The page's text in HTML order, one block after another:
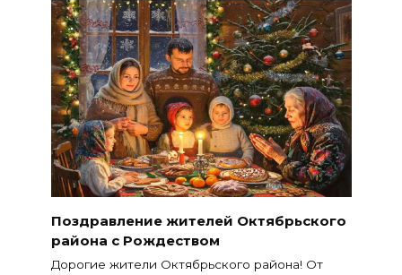
Поздравление жителей Октябрьского
района с Рождеством
Дорогие жители Октябрьского района! От